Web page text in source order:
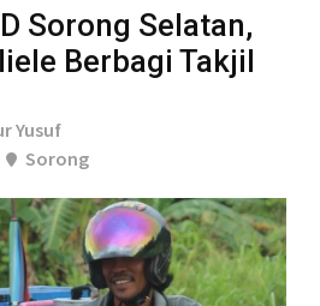
Sorong Selatan,
Berbagi Takjil
Yusuf
Sorong